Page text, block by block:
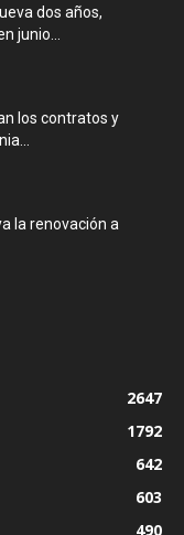
dos años,
junio...
los contratos y
la renovación a
2647
1792
642
603
490